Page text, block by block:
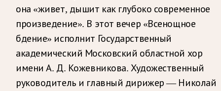
она «живет, дышит как глубоко современное
произведение». В этот вечер «Всенощное
бдение» исполнит Государственный
академический Московский областной хор
имени А. Д. Кожевникова. Художественный
руководитель и главный дирижер — Николай